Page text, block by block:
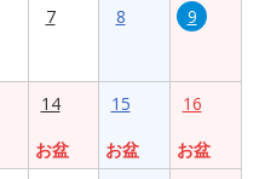
7 8 9
14
お盆
15
お盆
16
お盆